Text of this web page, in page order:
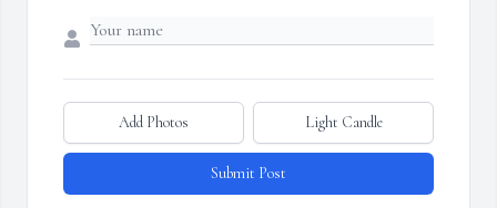
Add Photos Light Candle
Submit Post